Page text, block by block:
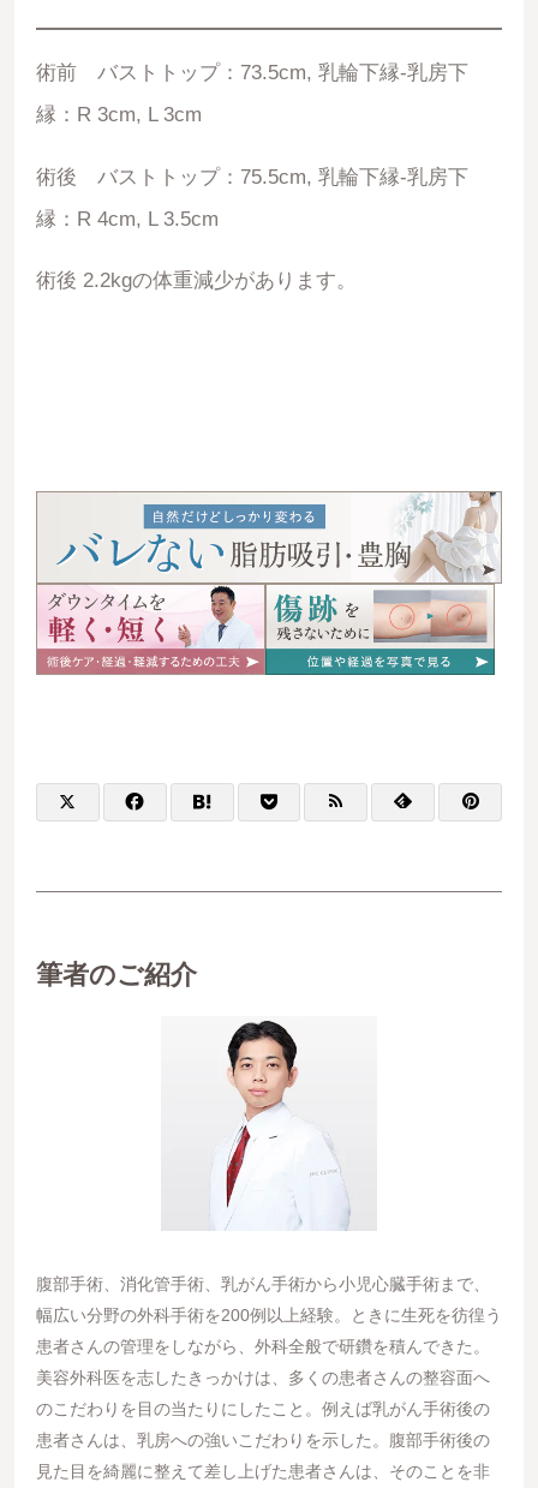
術前 バストトップ：73.5cm, 乳輪下縁-乳房下
縁：R 3cm, L 3cm
術後 バストトップ：75.5cm, 乳輪下縁-乳房下
縁：R 4cm, L 3.5cm
術後 2.2kgの体重減少があります。
筆者のご紹介
腹部手術、消化管手術、乳がん手術から小児心臓手術まで、
幅広い分野の外科手術を200例以上経験。ときに生死を彷徨う
患者さんの管理をしながら、外科全般で研鑽を積んできた。
美容外科医を志したきっかけは、多くの患者さんの整容面へ
のこだわりを目の当たりにしたこと。例えば乳がん手術後の
患者さんは、乳房への強いこだわりを示した。腹部手術後の
見た目を綺麗に整えて差し上げた患者さんは、そのことを非